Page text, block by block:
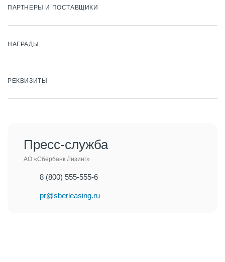
ПАРТНЕРЫ И ПОСТАВЩИКИ
НАГРАДЫ
РЕКВИЗИТЫ
Пресс-служба
АО «Сбербанк Лизинг»
8 (800) 555-555-6
pr@sberleasing.ru